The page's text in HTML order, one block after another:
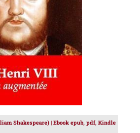
/ DÉTAILS
Shakespeare) | Ebook epub, pdf, Kindle